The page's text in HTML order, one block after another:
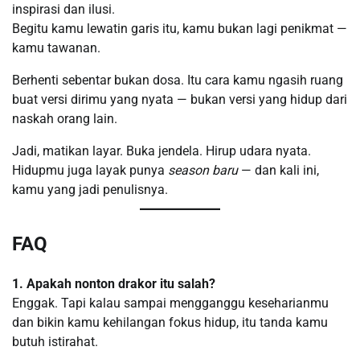
inspirasi dan ilusi.
Begitu kamu lewatin garis itu, kamu bukan lagi penikmat —
kamu tawanan.
Berhenti sebentar bukan dosa. Itu cara kamu ngasih ruang
buat versi dirimu yang nyata — bukan versi yang hidup dari
naskah orang lain.
Jadi, matikan layar. Buka jendela. Hirup udara nyata.
Hidupmu juga layak punya season baru— dan kali ini,
kamu yang jadi penulisnya.
FAQ
1. Apakah nonton drakor itu salah?
Enggak. Tapi kalau sampai mengganggu keseharianmu
dan bikin kamu kehilangan fokus hidup, itu tanda kamu
butuh istirahat.